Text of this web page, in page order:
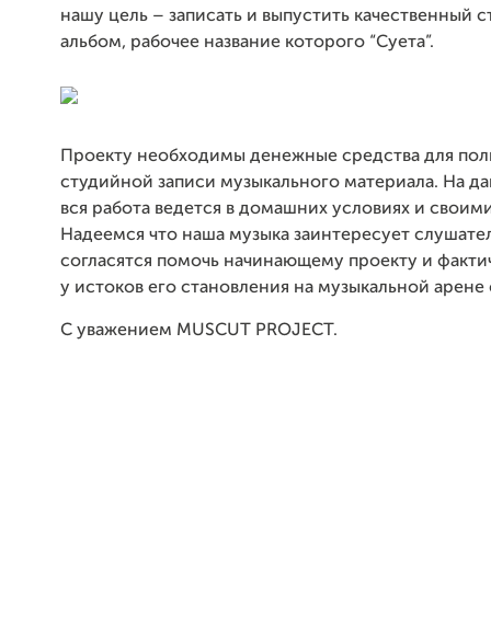
нашу цель – записать и выпустить качественный
альбом, рабочее название которого “Суета”.
Проекту необходимы денежные средства для
студийной записи музыкального материала. На
вся работа ведется в домашних условиях и
Надеемся что наша музыка заинтересует
согласятся помочь начинающему проекту и
у истоков его становления на музыкальной арене
С уважением MUSCUT PROJECT .